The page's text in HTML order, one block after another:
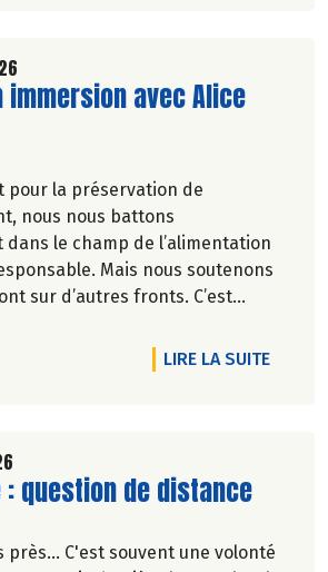
de l'article
immersion avec Alice
pour la préservation de
nous nous battons
le champ de l’alimentation
Mais nous soutenons
sur d’autres fronts. C’est
soutien à la série
: une aventure
LIRE LA SUITEDE
de l'article
: question de distance
près... C'est souvent une volonté